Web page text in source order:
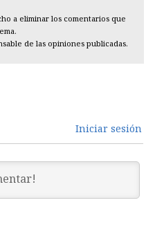
a eliminar los comentarios que
de las opiniones publicadas.
Iniciar sesión